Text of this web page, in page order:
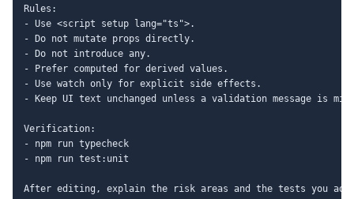
Rules:
- Use <script setup lang="ts">.
- Do not mutate props directly.
- Do not introduce any.
- Prefer computed for derived values.
- Use watch only for explicit side effects.
- Keep UI text unchanged unless a validation message is
Verification:
- npm run typecheck
- npm run test:unit